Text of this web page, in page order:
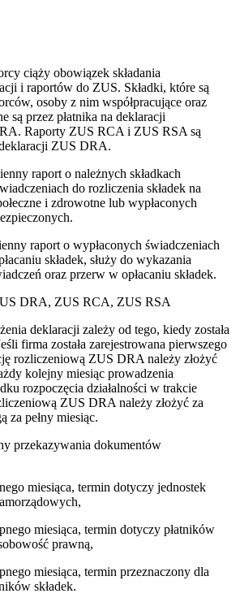
ciąży obowiązek składania
i raportów do ZUS. Składki, które są
osoby z nim współpracujące oraz
są przez płatnika na deklaracji
Raporty ZUS RCA i ZUS RSA są
ZUS DRA.
raport o należnych składkach
do rozliczenia składek na
i zdrowotne lub wypłaconych
raport o wypłaconych świadczeniach
składek, służy do wykazania
oraz przerw w opłacaniu składek.
DRA, ZUS RCA, ZUS RSA
deklaracji zależy od tego, kiedy została
firma została zarejestrowana pierwszego
rozliczeniową ZUS DRA należy złożyć
kolejny miesiąc prowadzenia
rozpoczęcia działalności w trakcie
ZUS DRA należy złożyć za
za pełny miesiąc.
przekazywania dokumentów
miesiąca, termin dotyczy jednostek
miesiąca, termin dotyczy płatników
prawną,
miesiąca, termin przeznaczony dla
składek.